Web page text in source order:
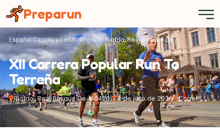
Preparun
España Castilla y León Segovia Riofrio, Real Bosque De
XII Carrera Popular Run To
Terreña
Riofrio, Real Bosque De (40420) 4 de julio de 2026 Correr
Panel de gestión de cookies